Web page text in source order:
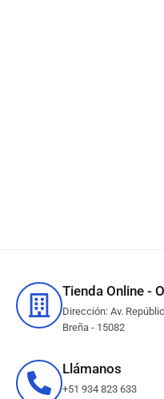
Tienda Online -
Dirección: Av.
Breña - 15082
Llámanos
+51 934 823 633